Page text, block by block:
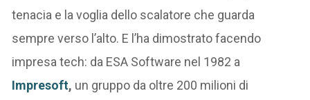
tenacia e la voglia dello scalatore che guarda
sempre verso l’alto. E l’ha dimostrato facendo
impresa tech: da ESA Software nel 1982 a
Impresoft, un gruppo da oltre 200 milioni di